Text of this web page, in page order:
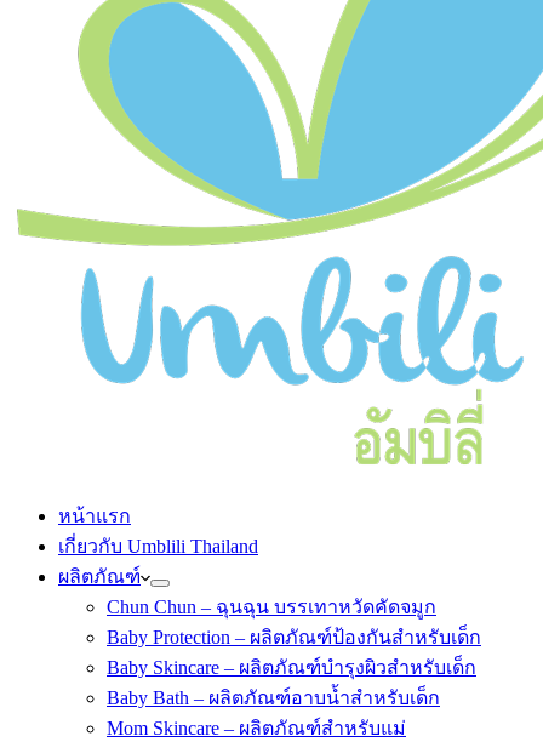
หน้าแรก
เกี่ยวกับ Umblili Thailand
ผลิตภัณฑ์
Chun Chun – ฉุนฉุน บรรเทาหวัดคัดจมูก
Baby Protection – ผลิตภัณฑ์ป้องกันสำหรับเด็ก
Baby Skincare – ผลิตภัณฑ์บำรุงผิวสำหรับเด็ก
Baby Bath – ผลิตภัณฑ์อาบน้ำสำหรับเด็ก
Mom Skincare – ผลิตภัณฑ์สำหรับแม่